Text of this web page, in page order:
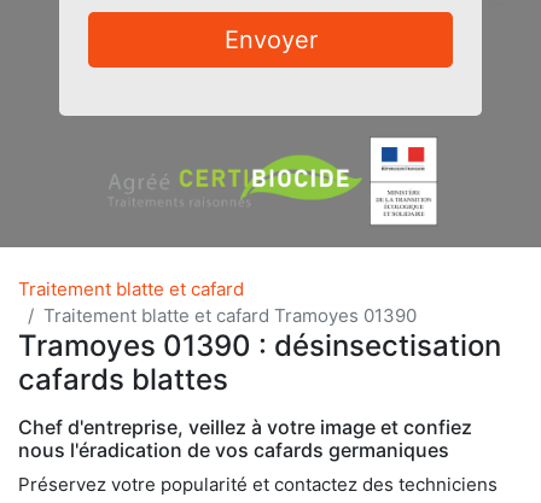
Envoyer
Traitement blatte et cafard
Traitement blatte et cafard Tramoyes 01390
Tramoyes 01390 : désinsectisation
cafards blattes
Chef d'entreprise, veillez à votre image et confiez
nous l'éradication de vos cafards germaniques
Préservez votre popularité et contactez des techniciens